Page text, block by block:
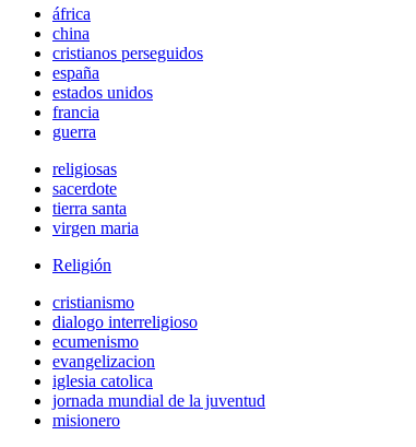
áfrica
china
cristianos perseguidos
españa
estados unidos
francia
guerra
religiosas
sacerdote
tierra santa
virgen maria
Religión
cristianismo
dialogo interreligioso
ecumenismo
evangelizacion
iglesia catolica
jornada mundial de la juventud
misionero